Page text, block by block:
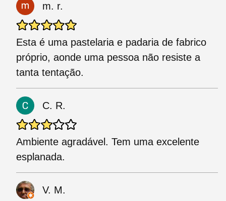
m. r.
Esta é uma pastelaria e padaria de fabrico
próprio, aonde uma pessoa não resiste a
tanta tentação.
C. R.
Ambiente agradável. Tem uma excelente
esplanada.
V. M.